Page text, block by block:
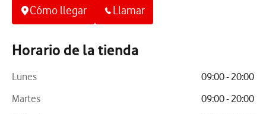
Cómo llegar Llamar
Horario de la tienda
Lunes
09:00 - 20:00
Martes
09:00 - 20:00